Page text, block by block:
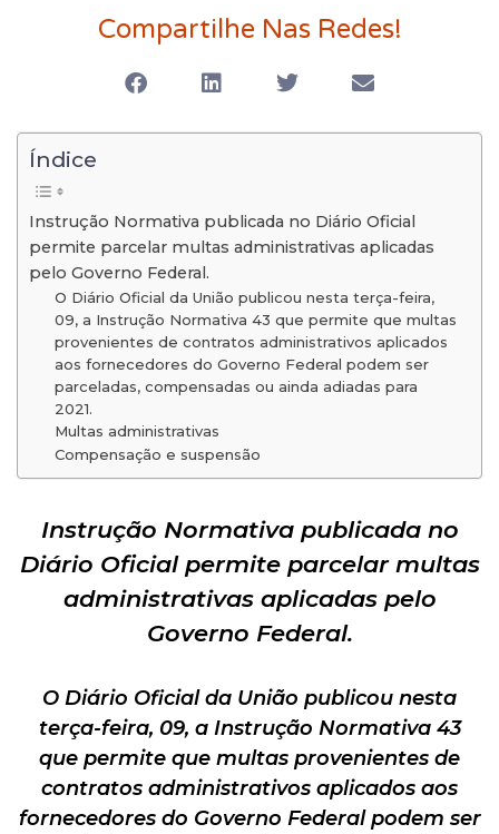
Compartilhe Nas Redes!
Índice
Instrução Normativa publicada no Diário Oficial
permite parcelar multas administrativas aplicadas
pelo Governo Federal.
O Diário Oficial da União publicou nesta terça-feira,
09, a Instrução Normativa 43 que permite que multas
provenientes de contratos administrativos aplicados
aos fornecedores do Governo Federal podem ser
parceladas, compensadas ou ainda adiadas para
2021.
Multas administrativas
Compensação e suspensão
Instrução Normativa publicada no
Diário Oficial permite parcelar multas
administrativas aplicadas pelo
Governo Federal.
O Diário Oficial da União publicou nesta
terça-feira, 09, a Instrução Normativa 43
que permite que multas provenientes de
contratos administrativos aplicados aos
fornecedores do Governo Federal podem ser